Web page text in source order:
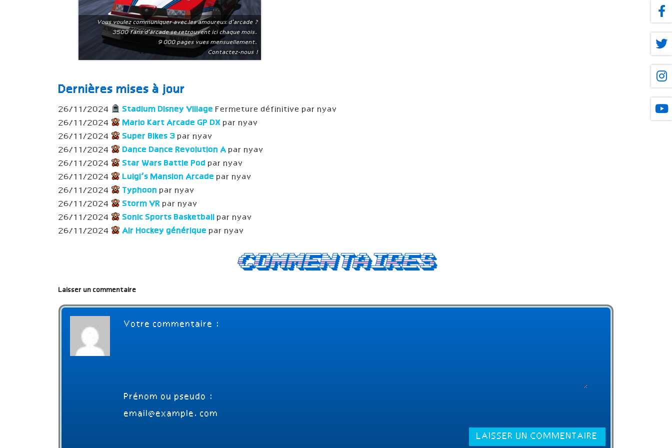
Vous voulez communiquer avec les amoureux d'arcade ?
3500 fans d'arcade se retrouvent ici chaque mois.
9 000 pages vues mensuellement.
Contactez-nous !
Dernières mises à jour
26/11/2024 Stadium Disney Village Fermeture définitive par nyav
26/11/2024
Mario Kart Arcade GP DX par nyav
26/11/2024
Super Bikes 3 par nyav
26/11/2024
Dance Dance Revolution A par nyav
26/11/2024
Star Wars Battle Pod par nyav
26/11/2024
Luigi’s Mansion Arcade par nyav
26/11/2024
Typhoon par nyav
26/11/2024
Storm VR par nyav
26/11/2024
Sonic Sports Basketball par nyav
26/11/2024
Air Hockey générique par nyav
Commentaires
Laisser un commentaire